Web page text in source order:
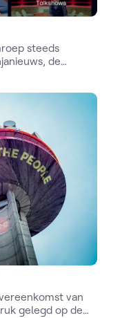
steeds
de
van
gelegd op de